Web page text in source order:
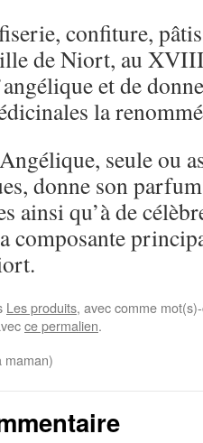
confiture,
de Niort, au
et de
la
seule ou
donne son
ainsi qu’à de
composante
Les produits, avec comme
ce permalien.
maman)